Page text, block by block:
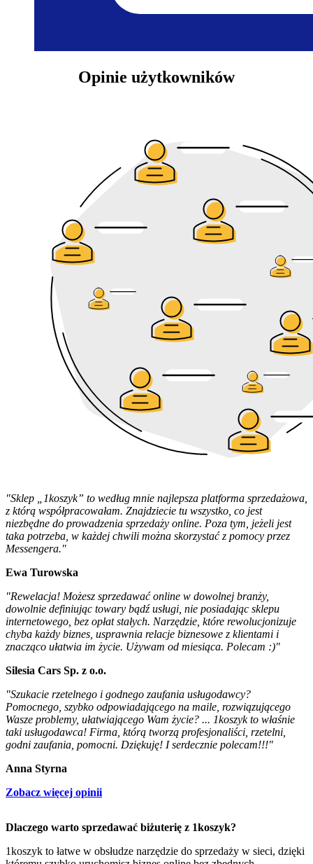
Opinie użytkowników
"Sklep „1koszyk” to według mnie najlepsza platforma sprzedażowa,
z którą współpracowałam. Znajdziecie tu wszystko, co jest
niezbędne do prowadzenia sprzedaży online. Poza tym, jeżeli jest
taka potrzeba, w każdej chwili można skorzystać z pomocy przez
Messengera."
Ewa Turowska
"Rewelacja! Możesz sprzedawać online w dowolnej branży,
dowolnie definiując towary bądź usługi, nie posiadając sklepu
internetowego, bez opłat stałych. Narzędzie, które rewolucjonizuje
chyba każdy biznes, usprawnia relacje biznesowe z klientami i
znacząco ułatwia im życie. Używam od miesiąca. Polecam :)"
Silesia Cars Sp. z o.o.
"Szukacie rzetelnego i godnego zaufania usługodawcy?
Pomocnego, szybko odpowiadającego na maile, rozwiązującego
Wasze problemy, ułatwiającego Wam życie? ... 1koszyk to właśnie
taki usługodawca! Firma, którą tworzą profesjonaliści, rzetelni,
godni zaufania, pomocni. Dziękuję! I serdecznie polecam!!!"
Anna Styrna
Zobacz więcej opinii
Dlaczego warto sprzedawać biżuterię z 1koszyk?
1koszyk to łatwe w obsłudze narzędzie do sprzedaży w sieci, dzięki